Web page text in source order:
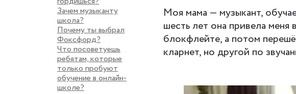
Зачем музыканту
школа?
Почему ты выбрал
Фоксфорд?
Что посоветуешь
ребятам, которые
только пробуют
обучение в онлайн-
школе?
Моя мама — музыкант,
шесть лет она привела меня
блокфлейте, а потом
кларнет, но другой по